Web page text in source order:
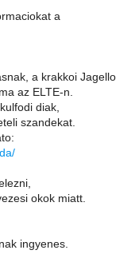
a
a krakkoi Jagello
az ELTE-n.
diak,
szandekat.
okok miatt.
ingyenes.